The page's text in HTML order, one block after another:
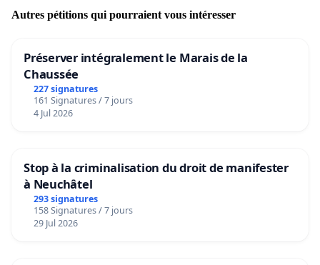
Autres pétitions qui pourraient vous intéresser
Préserver intégralement le Marais de la
Chaussée
227 signatures
161 Signatures / 7 jours
4 Jul 2026
Stop à la criminalisation du droit de manifester
à Neuchâtel
293 signatures
158 Signatures / 7 jours
29 Jul 2026